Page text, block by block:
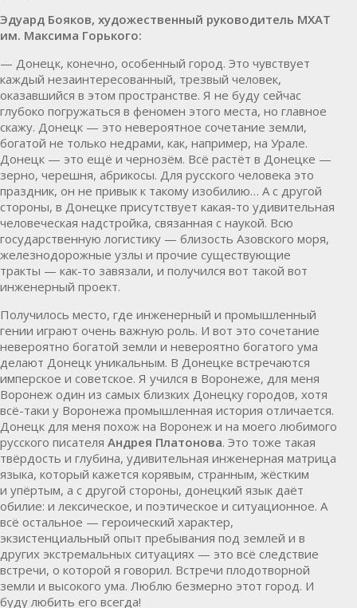
Эдуард Бояков, художественный руководитель МХАТ
им. Максима Горького:
— Донецк, конечно, особенный город. Это чувствует
каждый незаинтересованный, трезвый человек,
оказавшийся в этом пространстве. Я не буду сейчас
глубоко погружаться в феномен этого места, но главное
скажу. Донецк — это невероятное сочетание земли,
богатой не только недрами, как, например, на Урале.
Донецк — это ещё и чернозём. Всё растёт в Донецке —
зерно, черешня, абрикосы. Для русского человека это
праздник, он не привык к такому изобилию… А с другой
стороны, в Донецке присутствует какая-то удивительная
человеческая надстройка, связанная с наукой. Всю
государственную логистику — близость Азовского моря,
железнодорожные узлы и прочие существующие
тракты — как-то завязали, и получился вот такой вот
инженерный проект.
Получилось место, где инженерный и промышленный
гении играют очень важную роль. И вот это сочетание
невероятно богатой земли и невероятно богатого ума
делают Донецк уникальным. В Донецке встречаются
имперское и советское. Я учился в Воронеже, для меня
Воронеж один из самых близких Донецку городов, хотя
всё-таки у Воронежа промышленная история отличается.
Донецк для меня похож на Воронеж и на моего любимого
русского писателя Андрея Платонова. Это тоже такая
твёрдость и глубина, удивительная инженерная матрица
языка, который кажется корявым, странным, жёстким
и упёртым, а с другой стороны, донецкий язык даёт
обилие: и лексическое, и поэтическое и ситуационное. А
всё остальное — героический характер,
экзистенциальный опыт пребывания под землей и в
других экстремальных ситуациях — это всё следствие
встречи, о которой я говорил. Встречи плодотворной
земли и высокого ума. Люблю безмерно этот город. И
буду любить его всегда!